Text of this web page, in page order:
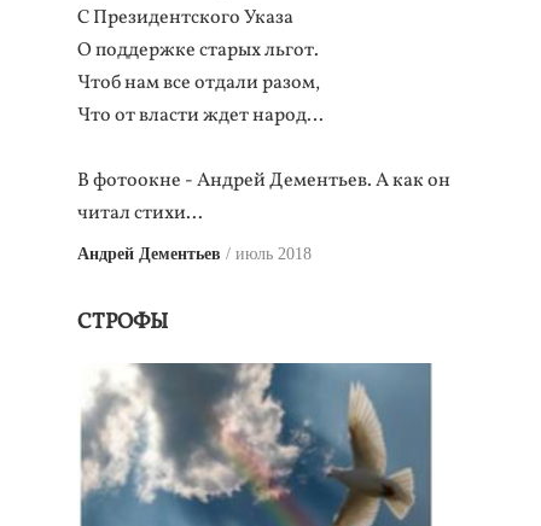
С Президентского Указа
О поддержке старых льгот.
Чтоб нам все отдали разом,
Что от власти ждет народ…
В фотоокне - Андрей Дементьев. А как он
читал стихи...
Андрей Дементьев июль 2018
СТРОФЫ